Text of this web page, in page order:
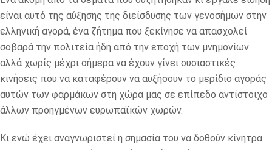
είναι αυτό της αύξησης της διείσδυσης των γενοσήμων στην
ελληνική αγορά, ένα ζήτημα που ξεκίνησε να απασχολεί
σοβαρά την πολιτεία ήδη από την εποχή των μνημονίων
αλλά χωρίς μέχρι σήμερα να έχουν γίνει ουσιαστικές
κινήσεις που να καταφέρουν να αυξήσουν το μερίδιο αγοράς
αυτών των φαρμάκων στη χώρα μας σε επίπεδο αντίστοιχο
άλλων προηγμένων ευρωπαϊκών χωρών.
Κι ενώ έχει αναγνωριστεί η σημασία του να δοθούν κίνητρα